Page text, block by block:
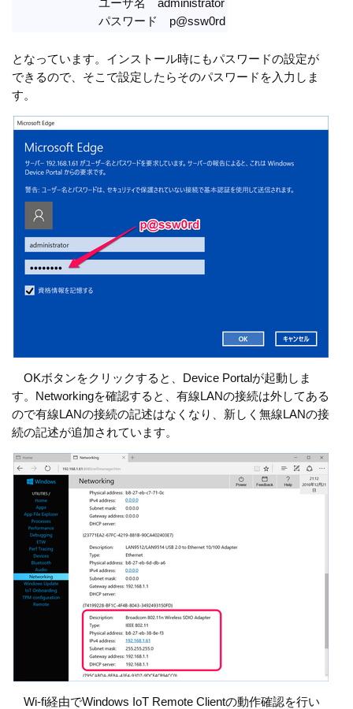
ユーザ名 administrator
パスワード p@ssw0rd
となっています。インストール時にもパスワードの設定が
できるので、そこで設定したらそのパスワードを入力しま
す。
OKボタンをクリックすると、Device Portalが起動しま
す。Networkingを確認すると、有線LANの接続は外してある
ので有線LANの接続の記述はなくなり、新しく無線LANの接
続の記述が追加されています。
Wi-fi経由でWindows IoT Remote Clientの動作確認を行い